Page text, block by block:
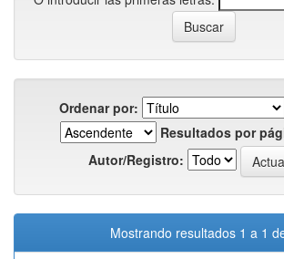
Ordenar por:
Resultados por
Autor/Registro:
Mostrando resultados 1 a 1